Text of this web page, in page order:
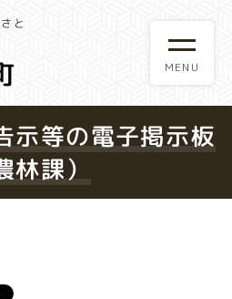
と
示等の電子掲示板
林課）